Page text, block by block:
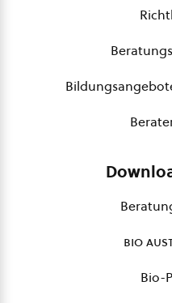
bio
Bio-